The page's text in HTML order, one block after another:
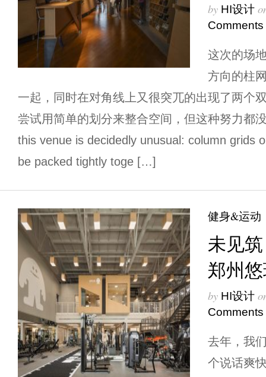
by HI设计
Comments
这次的场
方向的柱
一起，同时在对角线上又很突兀的出现了两个
尝试用简单的划分来整合空间，但这种努力都
this venue is decidedly unusual: column grids
be packed tightly toge […]
健身&运动
未见
郑州
by HI设计
Comments
去年，我
个说话爽